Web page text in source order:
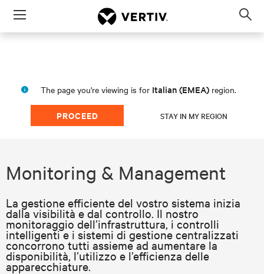
Menu
The page you're viewing is for Italian (EMEA) region.
PROCEED STAY IN MY REGION
Monitoring & Management
La gestione efficiente del vostro sistema inizia
dalla visibilità e dal controllo. Il nostro
monitoraggio dell’infrastruttura, i controlli
intelligenti e i sistemi di gestione centralizzati
concorrono tutti assieme ad aumentare la
disponibilità, l’utilizzo e l’efficienza delle
apparecchiature.